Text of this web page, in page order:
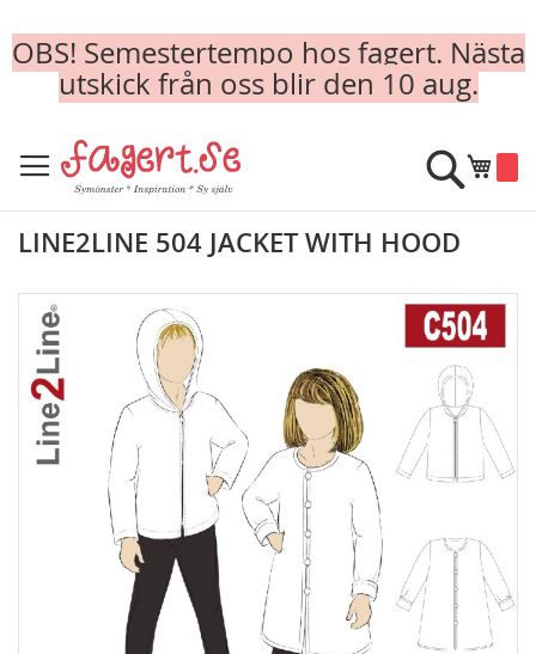
OBS! Semestertempo hos fagert. Nästa
utskick från oss blir den 10 aug.
to
Content
Min
Sök
LINE2LINE 504 JACKET WITH HOOD
the
end
of
images
gallery